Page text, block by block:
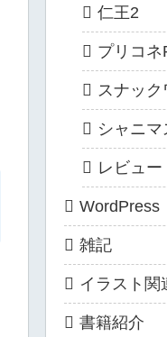
仁王2
プリコネ
スナック
シャニマ
レビュー
WordPress
雑記
イラスト関
書籍紹介